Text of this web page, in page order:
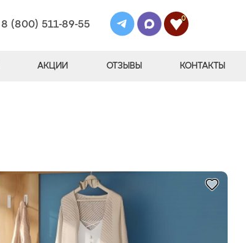
8 (800) 511-89-55
0
АКЦИИ ОТЗЫВЫ КОНТАКТЫ